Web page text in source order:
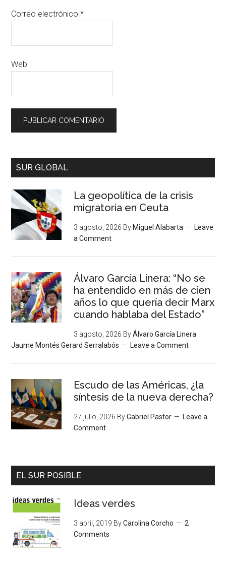
Correo electrónico*
Web
SUR GLOBAL
La geopolítica de la crisis
migratoria en Ceuta
3 agosto, 2026 By Miguel Alabarta
Leave
a Comment
Álvaro García Linera: “No se
ha entendido en más de cien
años lo que quería decir Marx
cuando hablaba del Estado”
3 agosto, 2026 ByÁlvaro García Linera
Jaume Montés Gerard Serralabós
Leave a Comment
Escudo de las Américas, ¿la
síntesis de la nueva derecha?
27 julio, 2026 ByGabriel Pastor
Leave a
Comment
EL SUR POSIBLE
Ideas verdes
3 abril, 2019 ByCarolina Corcho
2
Comments